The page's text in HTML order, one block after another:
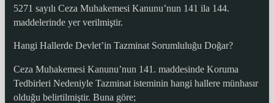
5271 sayılı Ceza Muhakemesi Kanunu’nun 141 ila 144.
maddelerinde yer verilmiştir.
Hangi Hallerde Devlet’in Tazminat Sorumluluğu Doğar?
Ceza Muhakemesi Kanunu’nun 141. maddesinde Koruma
Tedbirleri Nedeniyle Tazminat isteminin hangi hallere münhasır
olduğu belirtilmiştir. Buna göre;